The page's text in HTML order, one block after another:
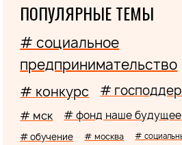
ПОПУЛЯРНЫЕ ТЕМЫ
# социальное
предпринимательство
# конкурс #
# мск # фонд наше будущее
# обучение # москва #